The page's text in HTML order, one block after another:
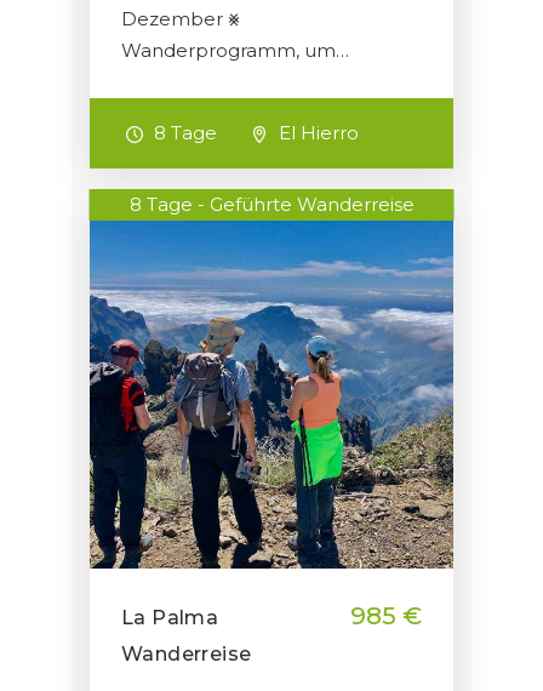
Dezember ⨳
Wanderprogramm, um…
8 Tage El Hierro
8 Tage - Geführte Wanderreise
La Palma
Wanderreise
985 €